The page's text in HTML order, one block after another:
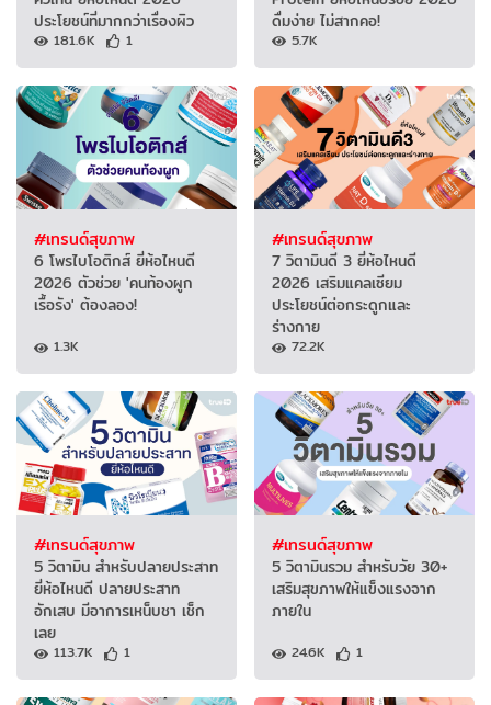
ประโยชน์ที่มากกว่าเรื่องผิว
181.6K 1
ดื่มง่าย ไม่สากคอ!
5.7K
#เทรนด์สุขภาพ
6 โพรไบโอติกส์ ยี่ห้อไหนดี
2026 ตัวช่วย 'คนท้องผูก
เรื้อรัง' ต้องลอง!
1.3K
#เทรนด์สุขภาพ
7 วิตามินดี 3 ยี่ห้อไหนดี
2026 เสริมแคลเซียม
ประโยชน์ต่อกระดูกและ
ร่างกาย
72.2K
#เทรนด์สุขภาพ
5 วิตามิน สำหรับปลายประสาท
ยี่ห้อไหนดี ปลายประสาท
อักเสบ มีอาการเหน็บชา เช็ก
เลย
113.7K 1
#เทรนด์สุขภาพ
5 วิตามินรวม สำหรับวัย 30+
เสริมสุขภาพให้แข็งแรงจาก
ภายใน
24.6K 1